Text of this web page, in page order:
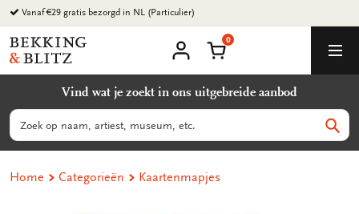
Ga
naar
content
Vanaf €29 gratis bezorgd in NL (Particulier)
Bekking
&
B.V.
account
Winkelmand
0
Vind wat je zoekt in ons uitgebreide aanbod
Zoeken
Home Categorieën Kaartenmapjes